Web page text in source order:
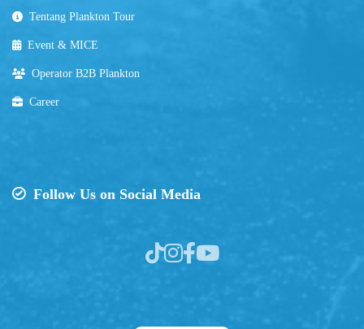
Tentang Plankton Tour
Event & MICE
Operator B2B Plankton
Career
Follow Us on Social Media